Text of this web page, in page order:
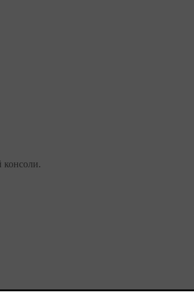
консоли.